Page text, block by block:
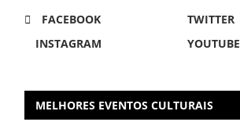
FACEBOOK
TWITTER
INSTAGRAM
YOUTUBE
MELHORES EVENTOS CULTURAIS